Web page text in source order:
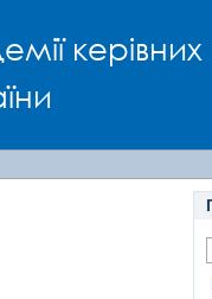
керівних